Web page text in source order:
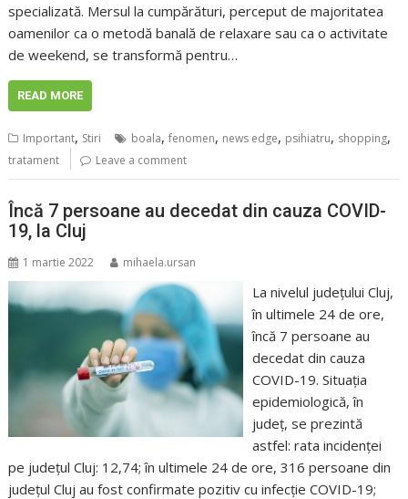
specializată. Mersul la cumpărături, perceput de majoritatea
oamenilor ca o metodă banală de relaxare sau ca o activitate
de weekend, se transformă pentru…
READ MORE
Important, Stiri boala,fenomen, news edge, psihiatru, shopping,
tratament Leave a comment
Încă 7 persoane au decedat din cauza COVID-
19, la Cluj
1 martie 2022 mihaela.ursan
La nivelul județului Cluj,
în ultimele 24 de ore,
încă 7 persoane au
decedat din cauza
COVID-19. Situația
epidemiologică, în
județ, se prezintă
astfel: rata incidenței
pe județul Cluj: 12,74; în ultimele 24 de ore, 316 persoane din
județul Cluj au fost confirmate pozitiv cu infecție COVID-19;